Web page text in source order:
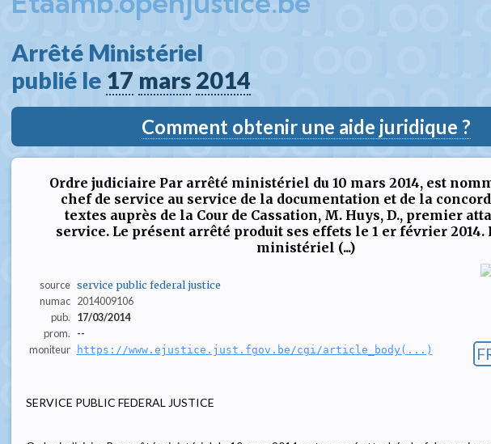
Arrêté Ministériel
publié le 17 mars 2014
Comment obtenir une aide juridique ?
Ordre judiciaire Par arrêté ministériel du 10 mars 2014, est
chef de service au service de la documentation et de la
textes auprès de la Cour de Cassation, M. Huys, D., premier
service. Le présent arrêté produit ses effets le 1 er février 2014.
ministériel (...)
source service public federal justice
numac 2014009106
pub.
17/03/2014
prom.
--
moniteur
https://www.ejustice.just.fgov.be/cgi/article_body(...)
SERVICE PUBLIC FEDERAL JUSTICE